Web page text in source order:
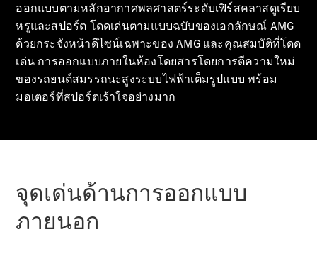
G-Class
ออกแบบ
รถยนต์
ทดลองขับ
Showroom
ออกแบบตามหลักอากาศพลศาสตร์ระดับเฟิร์สคลาสดูเรียบ
หรูและสปอร์ต โดดเด่นตามแบบฉบับของเอกลักษณ์ AMG
ด้วยกระจังหน้าดีไซน์เฉพาะของ AMG และคุณสมบัติที่โดด
เด่น การออกแบบภายในห้องโดยสารโดยการตีความใหม่
ของรถยนต์สมรรถนะสูงระบบไฟฟ้าเต็มรูปแบบ พร้อม
มอเตอร์ที่สปอร์ตเร้าใจอย่างมาก
จุดเด่นด้านการออกแบบ
ภายนอก